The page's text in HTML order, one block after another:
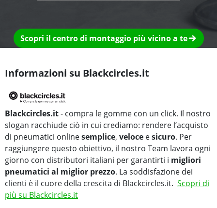
Scopri il centro di montaggio più vicino a te
Informazioni su Blackcircles.it
Blackcircles.it- compra le gomme con un click. Il nostro
slogan racchiude ciò in cui crediamo: rendere l’acquisto
di pneumatici onlinesemplice, veloce esicuro. Per
raggiungere questo obiettivo, il nostro Team lavora ogni
giorno con distributori italiani per garantirti i migliori
pneumatici al miglior prezzo. La soddisfazione dei
clienti è il cuore della crescita di Blackcircles.it. Scopri di
più su Blackcircles.it